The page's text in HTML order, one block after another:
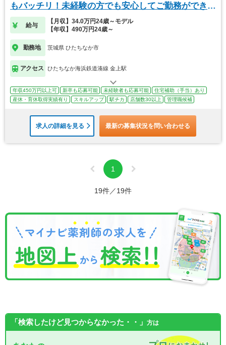
もバッチリ！未経験の方でも安心してご勤務ができま
す！
給与
【月収】34.0万円24歳～モデル
【年収】490万円24歳～
勤務地 茨城県 ひたちなか市
アクセス ひたちなか海浜鉄道湊線 金上駅
年収450万円以上可 新卒も応募可能 未経験者も応募可能
住宅補助（手当）あり
産休・育休取得実績有り
スキルアップ 駅チカ 店舗数30以上 管理職候補
求人の詳細を見る 最新の募集状況を問い合わせる
1
19件／19件
「検索したけど見つからなかった・・」 方は